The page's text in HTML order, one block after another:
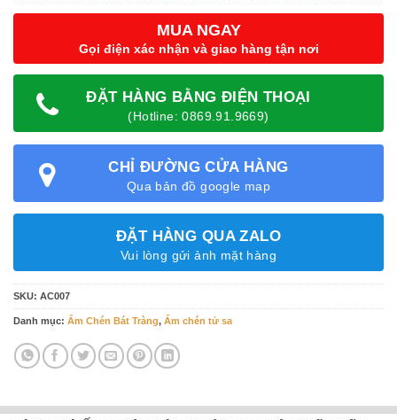
MUA NGAY
Gọi điện xác nhận và giao hàng tận nơi
ĐẶT HÀNG BẰNG ĐIỆN THOẠI
(Hotline: 0869.91.9669)
CHỈ ĐƯỜNG CỬA HÀNG
Qua bản đồ google map
ĐẶT HÀNG QUA ZALO
Vui lòng gửi ảnh mặt hàng
SKU: AC007
Danh mục: Ấm Chén Bát Tràng, Ấm chén tử sa